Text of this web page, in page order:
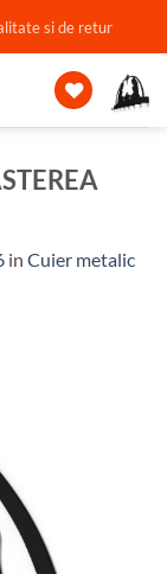
si de retur
in Cuier metalic